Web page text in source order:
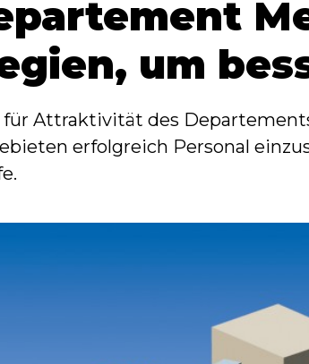
um
Attraktivität des
erfolgreich Personal